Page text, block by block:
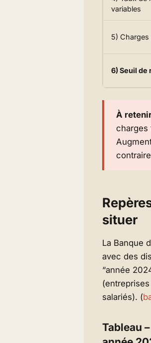
variables
5) Charges
6) Seuil de
À
charges
situer
La Banque
avec des
“année
salariés). (
Tableau